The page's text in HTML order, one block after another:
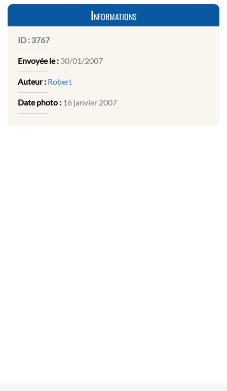
Informations
ID : 3767
Envoyée le : 30/01/2007
Auteur : Robert
Date photo : 16 janvier 2007